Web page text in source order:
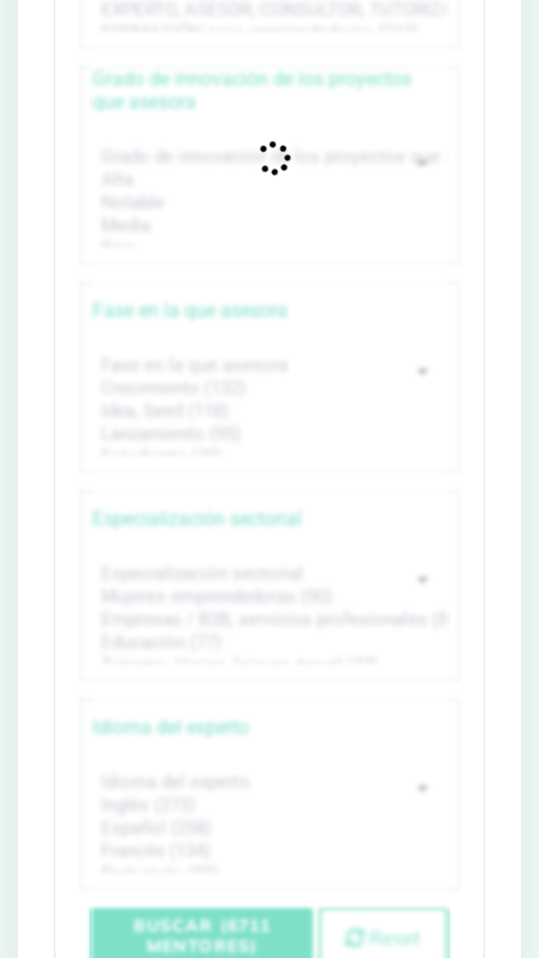
Grado de innovación de los proyectos
que asesora
Fase en la que asesora
Especialización sectorial
Idioma del experto
BUSCAR (6711
MENTORES)
Reset